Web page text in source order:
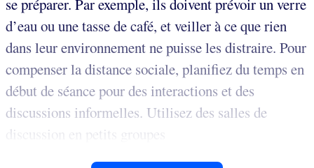
se préparer. Par exemple, ils doivent prévoir un verre
d’eau ou une tasse de café, et veiller à ce que rien
dans leur environnement ne puisse les distraire. Pour
compenser la distance sociale, planifiez du temps en
début de séance pour des interactions et des
discussions informelles. Utilisez des salles de
discussion en petits groupes